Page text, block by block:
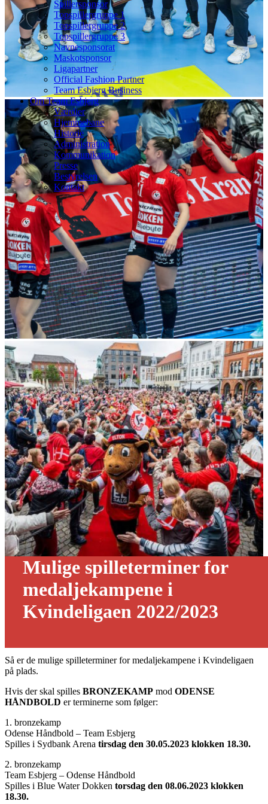
Spillersponsor
Topspillergruppe 1
Topspillergruppe 2
Topspillergruppe 3
Navnesponsorat
Maskotsponsor
Ligapartner
Official Fashion Partner
Team Esbjerg Business
Om Team Esbjerg
Værdier
Hjemmebane
Historie
Administration
Kommunikation
Presse
Bestyrelsen
Kontakt
Mulige spilleterminer for
medaljekampene i
Kvindeligaen 2022/2023
Så er de mulige spilleterminer for medaljekampene i Kvindeligaen
på plads.
Hvis der skal spilles BRONZEKAMP mod ODENSE
HÅNDBOLD er terminerne som følger:
1. bronzekamp
Odense Håndbold – Team Esbjerg
Spilles i Sydbank Arena tirsdag den 30.05.2023 klokken 18.30.
2. bronzekamp
Team Esbjerg – Odense Håndbold
Spilles i Blue Water Dokken torsdag den 08.06.2023 klokken
18.30.